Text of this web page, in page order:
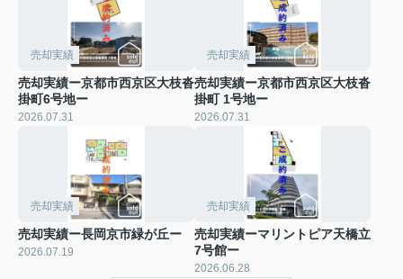
売却実績
売却実績ー京都市西京区大枝沓
掛町6号地ー
2026.07.31
売却実績
売却実績ー京都市西京区大枝沓
掛町 1号地ー
2026.07.31
売却実績
売却実績ー長岡京市緑が丘ー
2026.07.19
売却実績
売却実績ーマリントピア天橋立
7号館ー
2026.06.28